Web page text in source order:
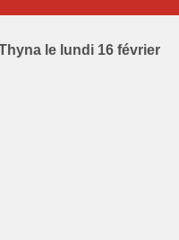
le lundi 16 février